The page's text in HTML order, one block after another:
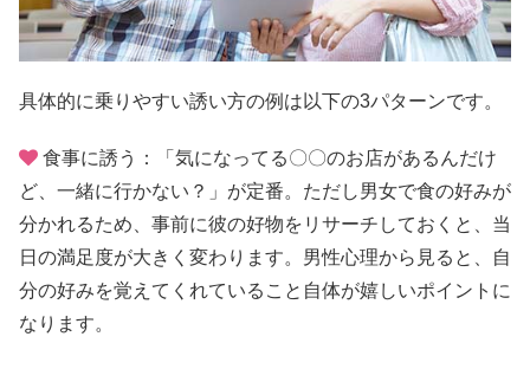
具体的に乗りやすい誘い方の例は以下の3パターンです。
食事に誘う：「気になってる〇〇のお店があるんだけ
ど、一緒に行かない？」が定番。ただし男女で食の好みが
分かれるため、事前に彼の好物をリサーチしておくと、当
日の満足度が大きく変わります。男性心理から見ると、自
分の好みを覚えてくれていること自体が嬉しいポイントに
なります。